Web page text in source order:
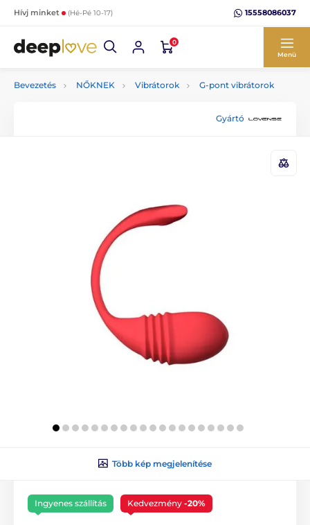
Hívj minket (Hé-Pé 10-17) 15558086037
0
Menü
Bevezetés NŐKNEK Vibrátorok G-pont vibrátorok
Gyártó
Több kép megjelenítése
Ingyenes szállítás Kedvezmény -20%